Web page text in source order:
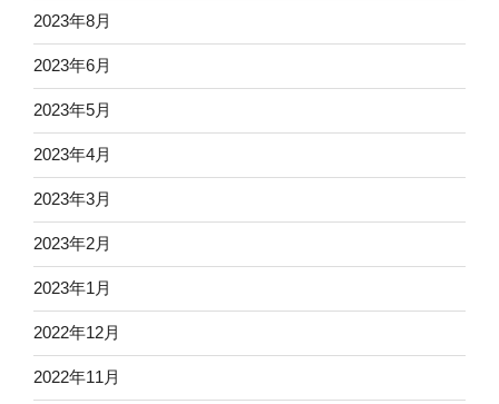
2023年8月
2023年6月
2023年5月
2023年4月
2023年3月
2023年2月
2023年1月
2022年12月
2022年11月